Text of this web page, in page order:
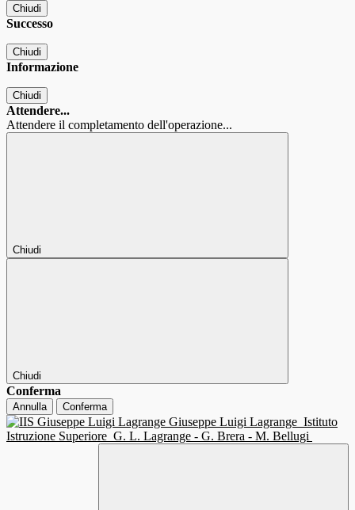
Chiudi
Successo
Chiudi
Informazione
Chiudi
Attendere...
Attendere il completamento dell'operazione...
Chiudi
Chiudi
Conferma
Annulla Conferma
Giuseppe Luigi Lagrange Istituto
Istruzione Superiore G. L. Lagrange - G. Brera - M. Bellugi